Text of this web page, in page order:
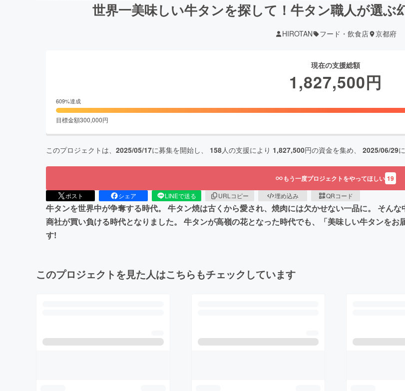
世界一美味しい牛タンを探して！牛タン職人が選
HIROTAN フード・飲食店 京都府
現在の支援総額
1,827,500円
609%達成
目標金額300,000円
このプロジェクトは、 2025/05/17に募集を開始し、 158人の支援により 1,827,500円の資金を集め、 2025/06/29
もう一度プロジェクトをやってほしい 19
ポスト シェア LINEで送る URLコピー 埋め込み QRコード
牛タンを世界中が争奪する時代。 牛タン焼は古くから愛され、焼肉には欠かせない一品に。 そん
商社が買い負ける時代となりました。 牛タンが高嶺の花となった時代でも、「美味しい牛タンを
す!
このプロジェクトを見た人はこちらもチェックしています